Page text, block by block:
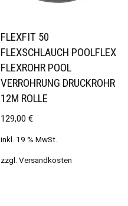
FLEXFIT 50
FLEXSCHLAUCH POOLFLEX
FLEXROHR POOL
VERROHRUNG DRUCKROHR
12M ROLLE
129,00€
inkl. 19 % MwSt.
zzgl.Versandkosten